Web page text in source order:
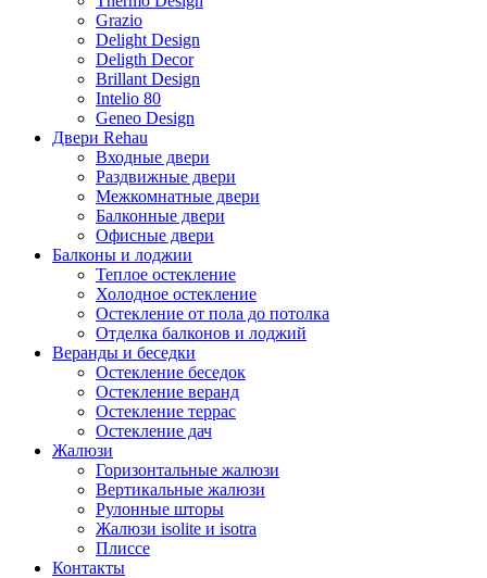
Grazio
Delight Design
Deligth Decor
Brillant Design
Intelio 80
Geneo Design
Двери Rehau
Входные двери
Раздвижные двери
Межкомнатные двери
Балконные двери
Офисные двери
Балконы и лоджии
Теплое остекление
Холодное остекление
Остекление от пола до потолка
Отделка балконов и лоджий
Веранды и беседки
Остекление беседок
Остекление веранд
Остекление террас
Остекление дач
Жалюзи
Горизонтальные жалюзи
Вертикальные жалюзи
Рулонные шторы
Жалюзи isolite и isotra
Плиссе
Контакты